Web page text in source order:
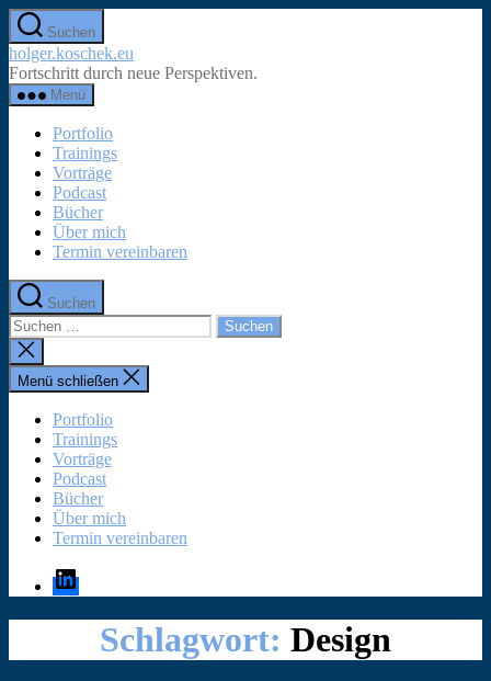
Zum
Inhalt
springen
Suchen
holger.koschek.eu
Fortschritt durch neue Perspektiven.
Menü
Portfolio
Trainings
Vorträge
Podcast
Bücher
Über mich
Termin vereinbaren
Suchen
Suchen
nach:
Suche
schließen
Menü schließen
Portfolio
Trainings
Vorträge
Podcast
Bücher
Über mich
Termin vereinbaren
LinkedIn
Schlagwort: Design